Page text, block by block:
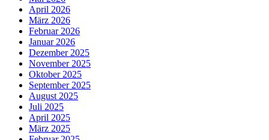
April 2026
März 2026
Februar 2026
Januar 2026
Dezember 2025
November 2025
Oktober 2025
September 2025
August 2025
Juli 2025
April 2025
März 2025